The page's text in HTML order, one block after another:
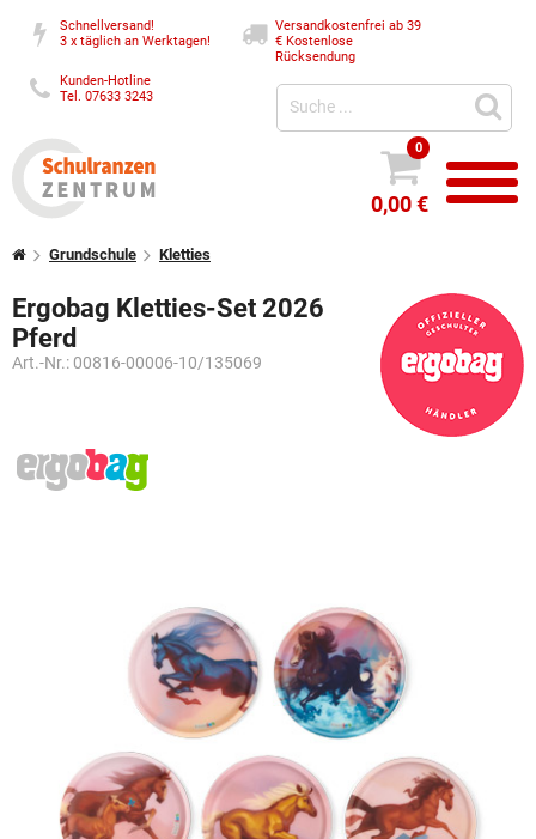
Schnellversand!
3 x täglich an Werktagen!
Versandkostenfrei ab 39
€Kostenlose
Rücksendung
Kunden-Hotline
Tel. 07633 3243
0
0,00 €
Grundschule Kletties
Ergobag Kletties-Set 2026
Pferd
Art.-Nr.: 00816-00006-10/135069